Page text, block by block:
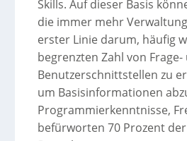
Skills. Auf dieser Basis
die immer mehr
erster Linie darum, häufig
begrenzten Zahl von
Benutzerschnittstellen zu
um Basisinformationen
Programmierkenntnisse,
befürworten 70 Prozent